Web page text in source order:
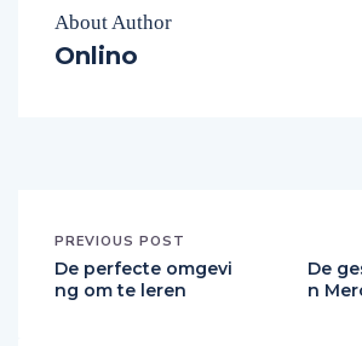
Onlino
De perfecte omgevi
ng om te leren
De
n